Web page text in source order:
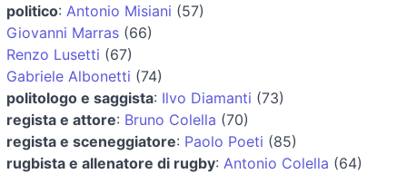
politico: Antonio Misiani (57)
Giovanni Marras (66)
Renzo Lusetti (67)
Gabriele Albonetti (74)
politologo e saggista: Ilvo Diamanti (73)
regista e attore: Bruno Colella (70)
regista e sceneggiatore: Paolo Poeti (85)
rugbista e allenatore di rugby: Antonio Colella (64)